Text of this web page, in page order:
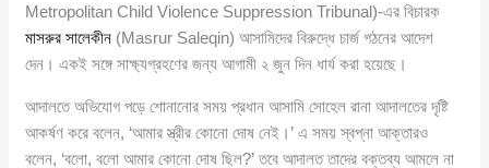
Metropolitan Child Violence Suppression Tribunal)-এর বিচারক
মাসরুর সালেকীন (Masrur Saleqin) আসামিদের বিরুদ্ধে চার্জ গঠনের আদেশ
দেন। একই সঙ্গে সাক্ষ্যগ্রহণের জন্য আগামী ২ জুন দিন ধার্য করা হয়েছে।
আদালতে অভিযোগ পড়ে শোনানোর সময় প্রধান আসামি সোহেল রানা আদালতের দৃষ্টি
আকর্ষণ করে বলেন, ‘আমার স্ত্রীর কোনো দোষ নেই।’ এ সময় স্বপ্না আক্তারও
বলেন, ‘বলো, বলো আমার কোনো দোষ ছিল?’ তবে আদালত তাদের বক্তব্য আমলে না